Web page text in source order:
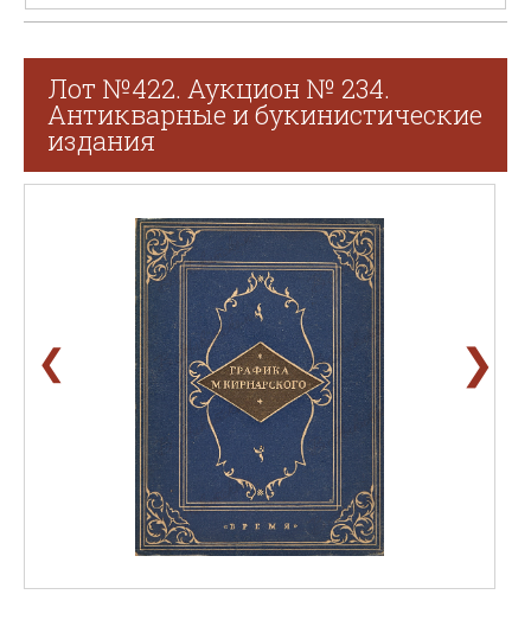
Лот №422. Аукцион № 234.
Антикварные и букинистические
издания
❮ ❯